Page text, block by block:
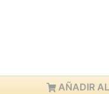
AÑADIR